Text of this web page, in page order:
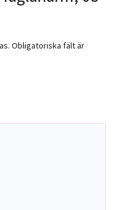
Obligatoriska fält är